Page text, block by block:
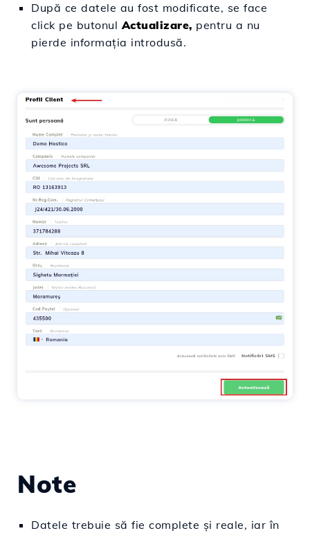
După ce datele au fost modificate, se face
click pe butonulActualizare, pentru a nu
pierde informaţia introdusă.
Note
Datele trebuie să fie complete și reale, iar în